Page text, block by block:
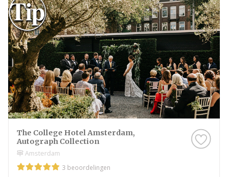
The College Hotel Amsterdam,
Autograph Collection
Amsterdam
3 beoordelingen